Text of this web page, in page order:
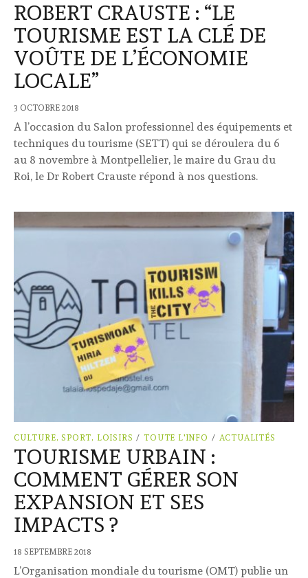
ROBERT CRAUSTE : “LE
TOURISME EST LA CLÉ DE
VOÛTE DE L’ÉCONOMIE
LOCALE”
3 OCTOBRE 2018
A l’occasion du Salon professionnel des équipements et
techniques du tourisme (SETT) qui se déroulera du 6
au 8 novembre à Montpellelier, le maire du Grau du
Roi, le Dr Robert Crauste répond à nos questions.
CULTURE, SPORT, LOISIRS / TOUTE L'INFO / ACTUALITÉS
TOURISME URBAIN :
COMMENT GÉRER SON
EXPANSION ET SES
IMPACTS ?
18 SEPTEMBRE 2018
L’Organisation mondiale du tourisme (OMT) publie un